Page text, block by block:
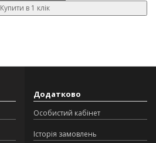
Купити в 1 клік
Додатково
Особистий кабінет
Історія замовлень